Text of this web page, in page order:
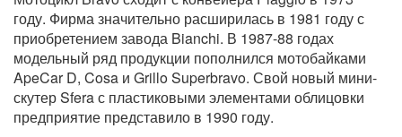
году. Фирма значительно расширилась в 1981 году с
приобретением завода Bianchi. В 1987-88 годах
модельный ряд продукции пополнился мотобайками
ApeCar D, Cosa и Grillo Superbravo. Свой новый мини-
скутер Sfera с пластиковыми элементами облицовки
предприятие представило в 1990 году.